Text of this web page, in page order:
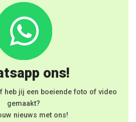
ons!
heb jij een boeiende foto of video
gemaakt?
nieuws met ons!